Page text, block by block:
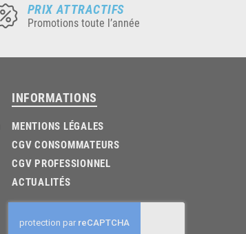
PRIX ATTRACTIFS
Promotions toute l’année
INFORMATIONS
MENTIONS LÉGALES
CGV CONSOMMATEURS
CGV PROFESSIONNEL
ACTUALITÉS